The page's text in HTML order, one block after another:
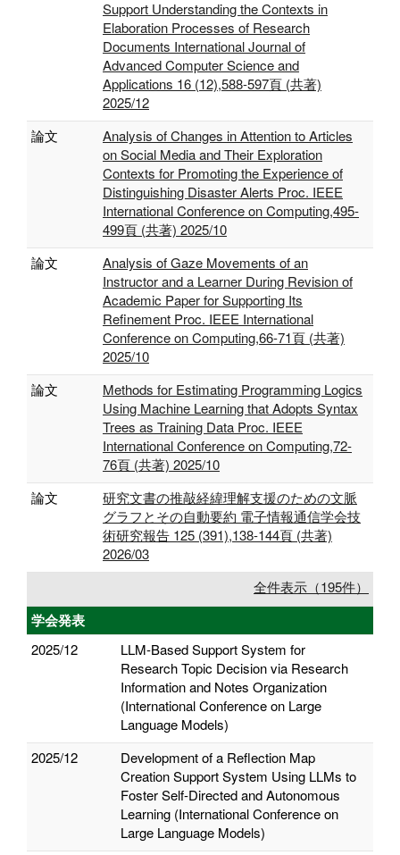
Support Understanding the Contexts in
Elaboration Processes of Research
Documents International Journal of
Advanced Computer Science and
Applications 16 (12),588-597頁 (共著)
2025/12
論文
Analysis of Changes in Attention to Articles
on Social Media and Their Exploration
Contexts for Promoting the Experience of
Distinguishing Disaster Alerts Proc. IEEE
International Conference on Computing,495-
499頁 (共著) 2025/10
論文
Analysis of Gaze Movements of an
Instructor and a Learner During Revision of
Academic Paper for Supporting Its
Refinement Proc. IEEE International
Conference on Computing,66-71頁 (共著)
2025/10
論文
Methods for Estimating Programming Logics
Using Machine Learning that Adopts Syntax
Trees as Training Data Proc. IEEE
International Conference on Computing,72-
76頁 (共著) 2025/10
論文
研究文書の推敲経緯理解支援のための文脈
グラフとその自動要約 電子情報通信学会技
術研究報告 125 (391),138-144頁 (共著)
2026/03
全件表示（195件）
学会発表
2025/12
LLM-Based Support System for
Research Topic Decision via Research
Information and Notes Organization
(International Conference on Large
Language Models)
2025/12
Development of a Reflection Map
Creation Support System Using LLMs to
Foster Self-Directed and Autonomous
Learning (International Conference on
Large Language Models)